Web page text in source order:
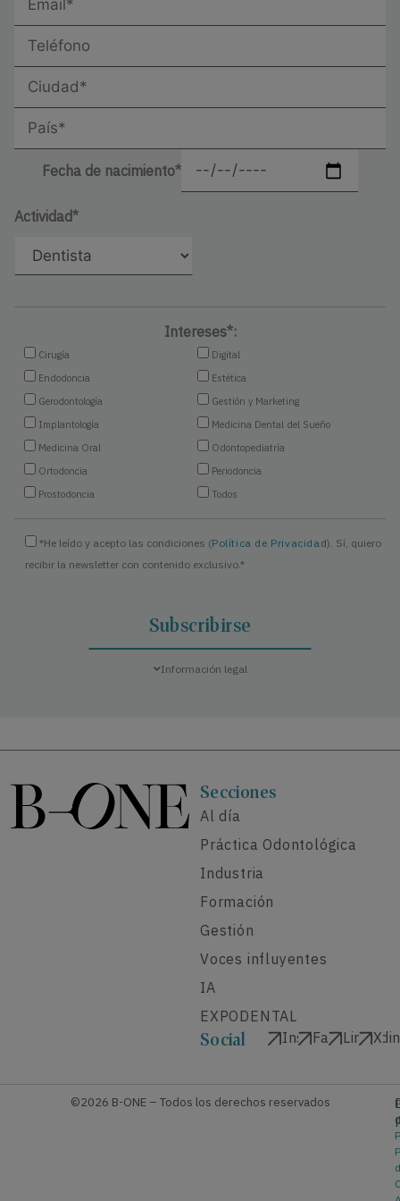
Fecha de nacimiento*
Actividad*
Intereses*:
Cirugía
Digital
Endodoncia
Estética
Gerodontología
Gestión y Marketing
Implantología
Medicina Dental del Sueño
Medicina Oral
Odontopediatría
Ortodoncia
Periodoncia
Prostodoncia
Todos
*He leído y acepto las condiciones (Política de Privacidad). Sí, quiero
recibir la newsletter con contenido exclusivo.*
Información legal
Secciones
Al día
Práctica Odontológica
Industria
Formación
Gestión
Voces influyentes
IA
EXPODENTAL
Social Instagram
Facebook
X
©2026 B-ONE – Todos los derechos reservados